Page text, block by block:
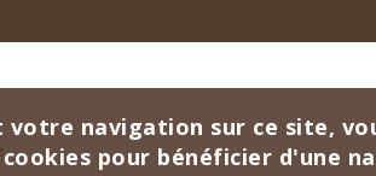
votre navigation sur ce site,
pour bénéficier d'une